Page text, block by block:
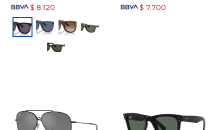
$ 8.120
$ 7.700